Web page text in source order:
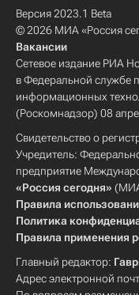
Версия 2023.1 Beta
© 2026 МИА «Россия
Вакансии
Сетевое издание РИА
в Федеральной службе
информационных
(Роскомнадзор) 08
Свидетельство о
Учредитель:
предприятие
«Россия сегодня» (МИА
Правила
Политика
Правила применения
Главный редактор:
Адрес электронной